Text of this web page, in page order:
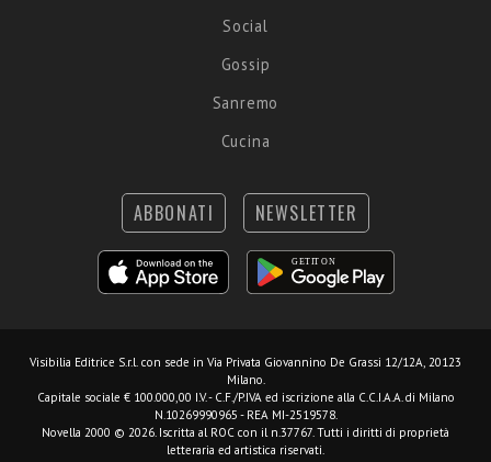
Social
Gossip
Sanremo
Cucina
ABBONATI NEWSLETTER
Visibilia Editrice S.r.l. con sede in Via Privata Giovannino De Grassi 12/12A, 20123
Milano.
Capitale sociale € 100.000,00 I.V. - C.F./P.IVA ed iscrizione alla C.C.I.A.A. di Milano
N.10269990965 - REA MI-2519578.
Novella 2000 © 2026. Iscritta al ROC con il n.37767. Tutti i diritti di proprietà
letteraria ed artistica riservati.